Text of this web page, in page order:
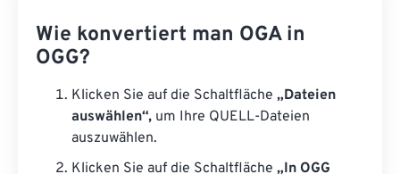
Wie konvertiert man OGA in
OGG?
Klicken Sie auf die Schaltfläche „Dateien
auswählen“, um Ihre QUELL-Dateien
auszuwählen.
Klicken Sie auf die Schaltfläche „In OGG